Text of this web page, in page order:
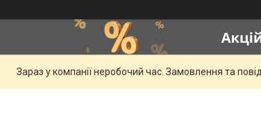
Зараз у компанії неробочий час. Замовлення та